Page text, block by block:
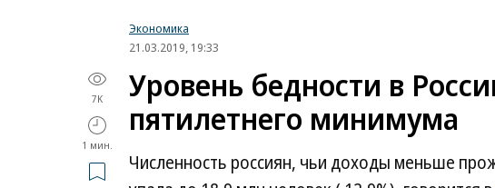
Экономика
21.03.2019, 19:33
7K
1 мин.
Уровень бедности в
пятилетнего минимума
Численность россиян, чьи доходы меньше